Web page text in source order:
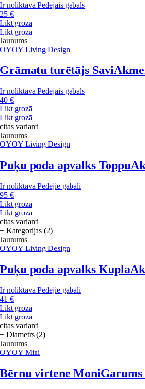
Ir noliktavā Pēdējais gabals
25 €
Likt grozā
Likt grozā
Jaunums
OYOY Living Design
Grāmatu turētājs Savi
Ir noliktavā Pēdējais gabals
40 €
Likt grozā
Likt grozā
citas varianti
Jaunums
OYOY Living Design
Puķu poda apvalks Toppu
Ir noliktavā Pēdējie gabali
95 €
Likt grozā
Likt grozā
citas varianti
+ Kategorijas (2)
Jaunums
OYOY Living Design
Puķu poda apvalks Kupla
Ir noliktavā Pēdējie gabali
41 €
Likt grozā
Likt grozā
citas varianti
+ Diametrs (2)
Jaunums
OYOY Mini
Bērnu virtene MoniGarums